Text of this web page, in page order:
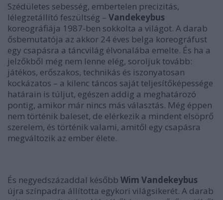
Szédületes sebesség, embertelen precizitás,
lélegzetállító feszültség – Vandekeybus
koreográfiája 1987-ben sokkolta a világot. A darab
ősbemutatója az akkor 24 éves belga koreográfust
egy csapásra a táncvilág élvonalába emelte. És ha a
jelzőkből még nem lenne elég, soroljuk tovább:
játékos, erőszakos, technikás és iszonyatosan
kockázatos – a kilenc táncos saját teljesítőképessége
határain is túljut, egészen addig a meghatározó
pontig, amikor már nincs más választás. Még éppen
nem történik baleset, de elérkezik a mindent elsöprő
szerelem, és történik valami, amitől egy csapásra
megváltozik az ember élete.
És negyedszázaddal később Wim Vandekeybus
újra színpadra állította egykori világsikerét. A darab